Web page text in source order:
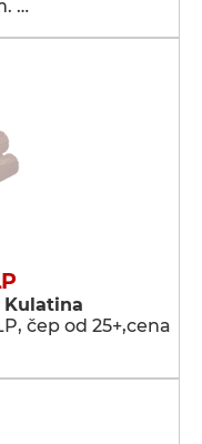
…
Kulatina
čep od 25+,cena